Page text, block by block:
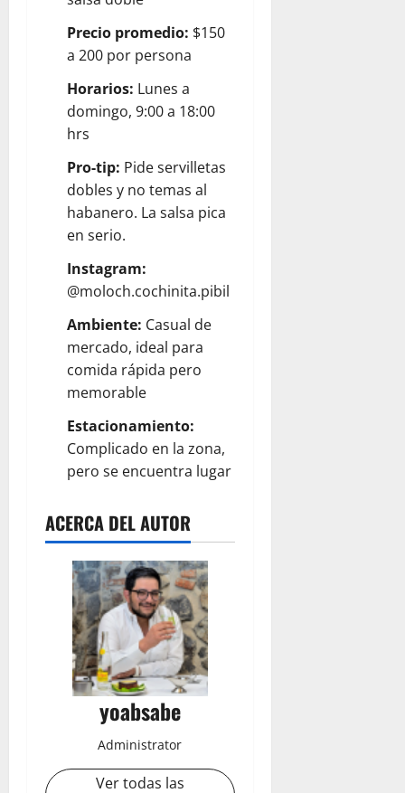
Precio promedio: $150
a 200 por persona
Horarios: Lunes a
domingo, 9:00 a 18:00
hrs
Pro-tip: Pide servilletas
dobles y no temas al
habanero. La salsa pica
en serio.
Instagram:
@moloch.cochinita.pibil
Ambiente: Casual de
mercado, ideal para
comida rápida pero
memorable
Estacionamiento:
Complicado en la zona,
pero se encuentra lugar
ACERCA DEL AUTOR
yoabsabe
Administrator
Ver todas las